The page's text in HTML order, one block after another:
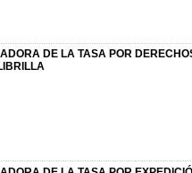
DE LA TASA POR